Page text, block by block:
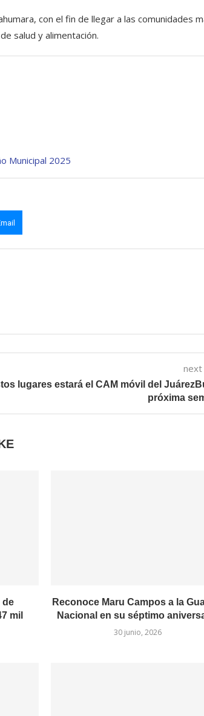
con el fin de llegar a las comunidades
salud y alimentación.
Municipal 2025
lugares estará el CAM móvil del
próxima
de
mil
Reconoce Maru Campos a la
Nacional en su séptimo
30 junio, 2026